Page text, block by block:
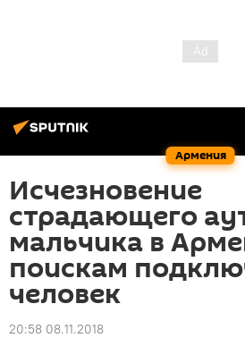
Армения
Исчезновение
страдающего
мальчика в
поискам
человек
20:58 08.11.2018